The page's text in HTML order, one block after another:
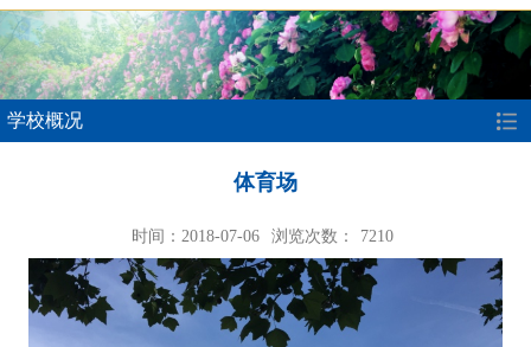
学校概况
体育场
时间：2018-07-06 浏览次数： 7210